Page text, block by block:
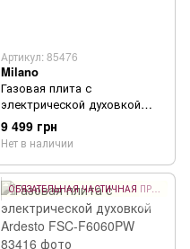
Артикул: 85476
Milano
Газовая плита с
электрической духовкой
Milano GAS COOKER ML50
E21
9 499 грн
Нет в наличии
ОБЯЗАТЕЛЬНАЯ ЧАСТИЧНАЯ ПРЕДОПЛАТА 10%